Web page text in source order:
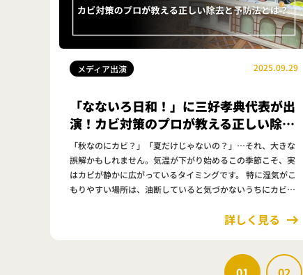
メディア出演 2025.09.29
「なないろ日和！」に三好孝典代表が出
演！カビ対策のプロが教える正しい除去
と予防法とは？
「秋なのにカビ？」「夏だけじゃないの？」…それ、大きな
誤解かもしれません。気温が下がり始めるこの季節こそ、実
はカビが静かに広がっているタイミングです。 特に湿気がこ
もりやすい場所は、油断していると気づかないうちにカビに
詳しく見る